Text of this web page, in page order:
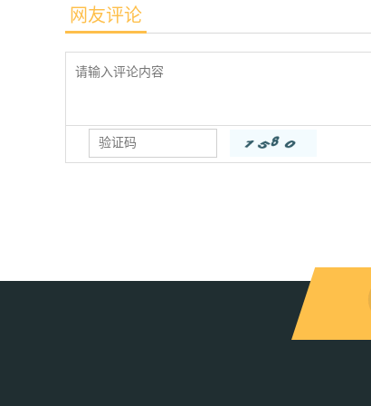
网友评论